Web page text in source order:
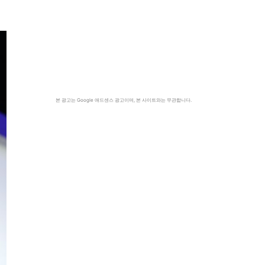
본 광고는 Google 애드센스 광고이며, 본 사이트와는 무관합니다.